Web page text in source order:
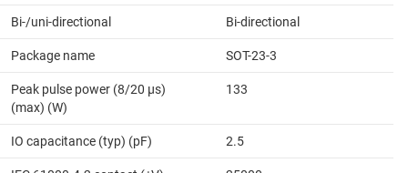
Bi-/uni-directional Bi-directional
Package name SOT-23-3
Peak pulse power (8/20 μs)
(max) (W)
133
IO capacitance (typ) (pF) 2.5